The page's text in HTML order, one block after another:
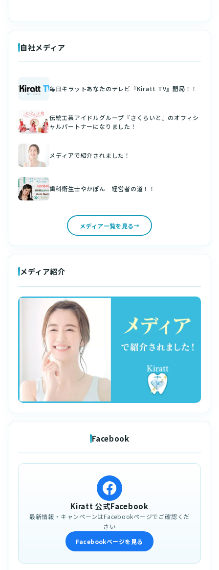
自社メディア
毎日キラットあなたのテレビ『Kiratt TV』開局！！
伝統工芸アイドルグループ『さくらいと』のオフィシ
ャルパートナーになりました！
メディアで紹介されました！
歯科衛生士やかぽん 経営者の道！！
メディア一覧を見る
メディア紹介
Facebook
Kiratt 公式Facebook
最新情報・キャンペーンはFacebookページでご確認くだ
さい
Facebookページを見る